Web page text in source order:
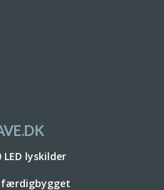
lyskilder
færdigbygget